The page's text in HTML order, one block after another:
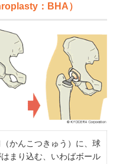
：BHA）
かんこつきゅう）に、球
まり込む、いわばボール